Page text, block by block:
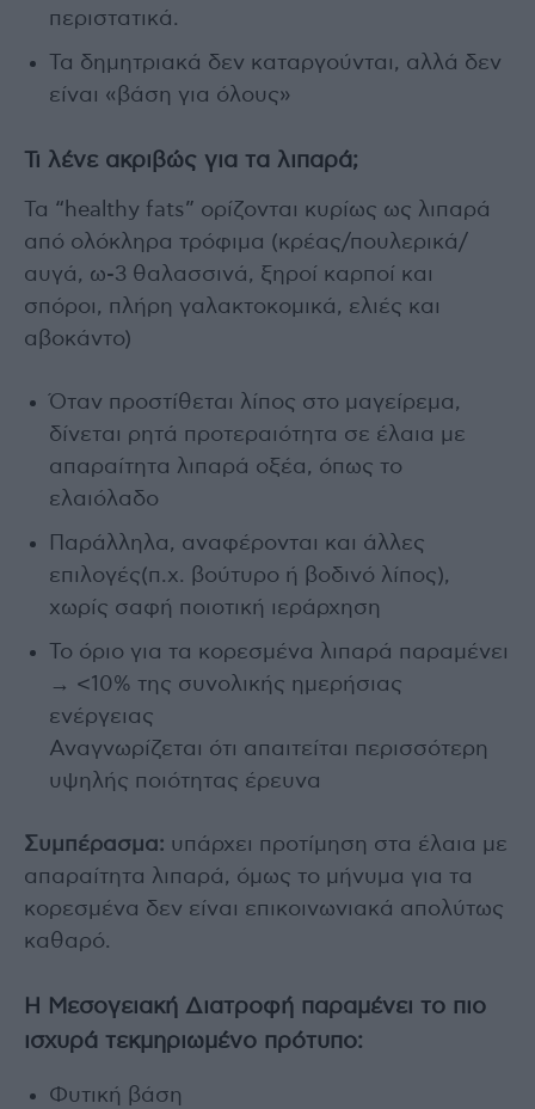
περιστατικά.
Τα δημητριακά δεν καταργούνται, αλλά δεν
είναι «βάση για όλους»
Τι λένε ακριβώς για τα λιπαρά;
Τα “healthy fats” ορίζονται κυρίως ως λιπαρά
από ολόκληρα τρόφιμα (κρέας/πουλερικά/
αυγά, ω-3 θαλασσινά, ξηροί καρποί και
σπόροι, πλήρη γαλακτοκομικά, ελιές και
αβοκάντο)
Όταν προστίθεται λίπος στο μαγείρεμα,
δίνεται ρητά προτεραιότητα σε έλαια με
απαραίτητα λιπαρά οξέα, όπως το
ελαιόλαδο
Παράλληλα, αναφέρονται και άλλες
επιλογές(π.χ. βούτυρο ή βοδινό λίπος),
χωρίς σαφή ποιοτική ιεράρχηση
Το όριο για τα κορεσμένα λιπαρά παραμένει
→ <10% της συνολικής ημερήσιας
ενέργειας
Αναγνωρίζεται ότι απαιτείται περισσότερη
υψηλής ποιότητας έρευνα
Συμπέρασμα: υπάρχει προτίμηση στα έλαια με
απαραίτητα λιπαρά, όμως το μήνυμα για τα
κορεσμένα δεν είναι επικοινωνιακά απολύτως
καθαρό.
Η Μεσογειακή Διατροφή παραμένει το πιο
ισχυρά τεκμηριωμένο πρότυπο:
Φυτική βάση